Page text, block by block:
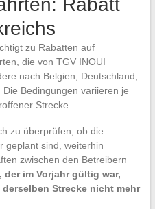
Rabatt
zu Rabatten auf
die von TGV INOUI
nach Belgien, Deutschland,
Bedingungen variieren je
Strecke.
zu überprüfen, ob die
geplant sind, weiterhin
zwischen den Betreibern
der im Vorjahr gültig war,
Strecke nicht mehr